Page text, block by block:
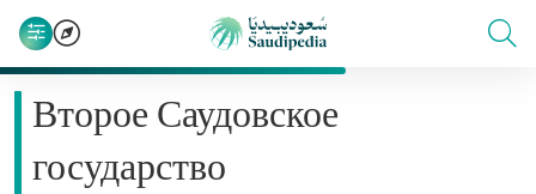
Второе Саудовское
государство